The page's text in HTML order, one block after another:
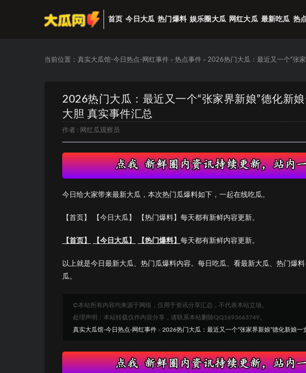
首页 今日大瓜 热门爆料 娱乐圈大瓜 网红大瓜 最新吃瓜 热
当前位置： 真实大瓜馆-今日热点-网红事件 > 热点事件 > 2026热门大瓜：最近又一个“张
2026热门大瓜：最近又一个“张家界新娘”德化新
大胆 真实事件汇总
作者 : 网红瓜观察员
今日给大家带来最新大瓜，本次热门瓜爆料如下，一起在线吃瓜。
【首页】 【今日大瓜】 【热门爆料】每天都有新鲜内容更新。
【首页】 【今日大瓜】 【热门爆料】 每天都有新鲜内容更新。
以上就是今日最新大瓜、热门瓜爆料内容。每日吃瓜、看最新大瓜、热门爆
瓜。
©本站所有内容均来源于网络，仅用于资讯分享汇总，不代表本站立场。
处理声明：本站转载仅作内容分享，请联系本站删除QQ1693663749。
真实大瓜馆-今日热点-网红事件 » 2026热门大瓜：最近又一个“张家界新娘”德化新娘